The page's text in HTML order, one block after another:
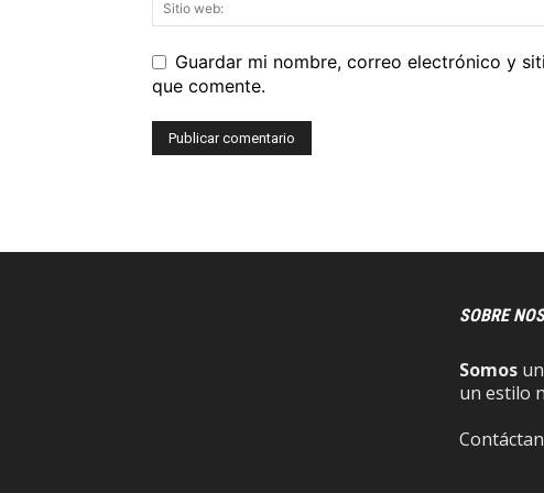
Guardar mi nombre, correo electrónico y
que comente.
SOBRE
Somos
un estilo